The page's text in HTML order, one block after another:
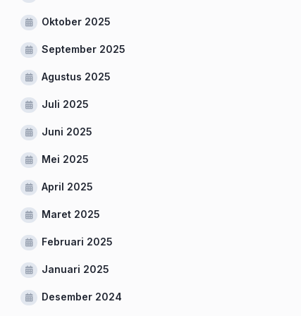
Oktober 2025
September 2025
Agustus 2025
Juli 2025
Juni 2025
Mei 2025
April 2025
Maret 2025
Februari 2025
Januari 2025
Desember 2024